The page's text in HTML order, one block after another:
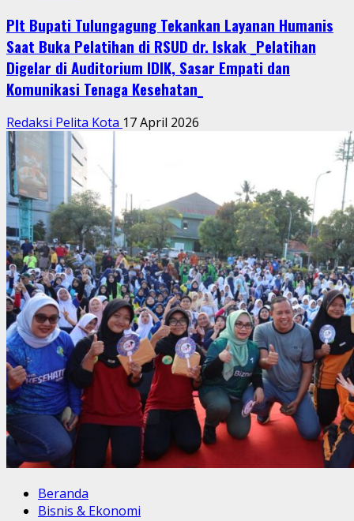
Plt Bupati Tulungagung Tekankan Layanan Humanis
Saat Buka Pelatihan di RSUD dr. Iskak _Pelatihan
Digelar di Auditorium IDIK, Sasar Empati dan
Komunikasi Tenaga Kesehatan_
Redaksi Pelita Kota 17 April 2026
Beranda
Bisnis & Ekonomi